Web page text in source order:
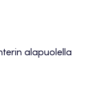
alapuolella